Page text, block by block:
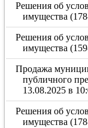
Решения об
имущества
Решения об
имущества
Продажа
публичного
13.08.2025 в
Решения об
имущества